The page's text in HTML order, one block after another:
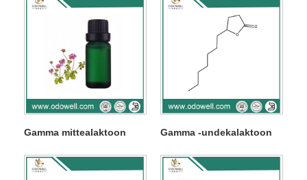
Gamma mittealaktoon Gamma -undekalaktoon